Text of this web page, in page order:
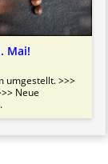
Mai!
umgestellt. >>>
Neue